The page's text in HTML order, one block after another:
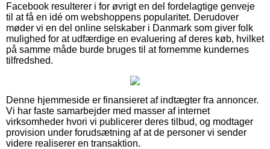
Facebook resulterer i for øvrigt en del fordelagtige genveje
til at få en idé om webshoppens popularitet. Derudover
møder vi en del online selskaber i Danmark som giver folk
mulighed for at udfærdige en evaluering af deres køb, hvilket
på samme måde burde bruges til at fornemme kundernes
tilfredshed.
Denne hjemmeside er finansieret af indtægter fra annoncer.
Vi har faste samarbejder med masser af internet
virksomheder hvori vi publicerer deres tilbud, og modtager
provision under forudsætning af at de personer vi sender
videre realiserer en transaktion.